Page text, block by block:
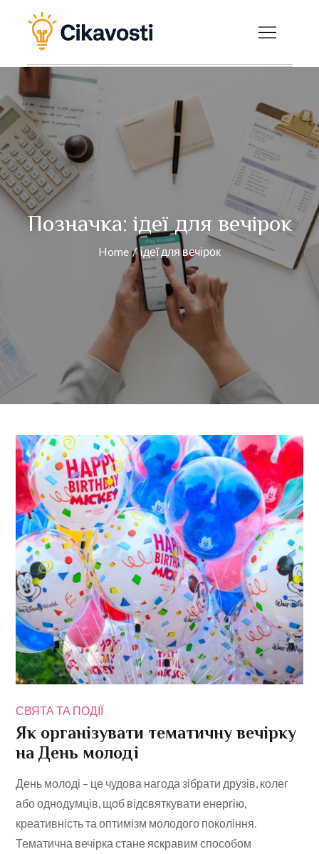
Cikavosti — Цікаві
факти, новини та
будь-яку тему
Позначка:ідеї для вечірок
Home ідеї для вечірок
СВЯТА ТА ПОДІЇ
Як організувати тематичну вечірку
на День молоді
День молоді – це чудова нагода зібрати друзів, колег
або однодумців, щоб відсвяткувати енергію,
креативність та оптимізм молодого покоління.
Тематична вечірка стане яскравим способом